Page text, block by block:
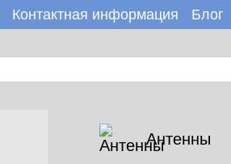
Контактная информация
Блог
Антенны